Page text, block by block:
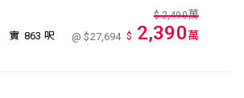
實 863 呎 @ $27,694
$ 2,490萬
$ 2,390萬